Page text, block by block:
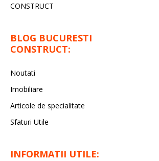
CONSTRUCT
BLOG BUCURESTI
CONSTRUCT:
Noutati
Imobiliare
Articole de specialitate
Sfaturi Utile
INFORMATII UTILE: